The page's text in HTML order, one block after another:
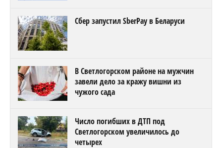
Сбер запустил SberPay в Беларуси
В Светлогорском районе на мужчин
завели дело за кражу вишни из
чужого сада
Число погибших в ДТП под
Светлогорском увеличилось до
четырех